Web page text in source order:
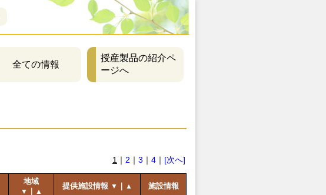
全ての情報
授産製品の紹介ペ
ージへ
1 ｜ 2 ｜ 3 ｜ 4 ｜ [次へ]
地域
▼ ▲
提供施設情報 ▼ ▲ 施設情報